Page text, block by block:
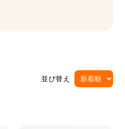
並び替え